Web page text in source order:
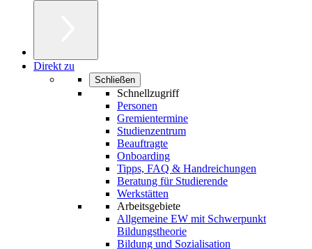
Direkt zu
Schließen
Schnellzugriff
Personen
Gremientermine
Studienzentrum
Beauftragte
Onboarding
Tipps, FAQ & Handreichungen
Beratung für Studierende
Werkstätten
Arbeitsgebiete
Allgemeine EW mit Schwerpunkt
Bildungstheorie
Bildung und Sozialisation